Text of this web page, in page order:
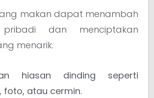
makan dapat menambah
pribadi dan menciptakan
menarik.
hiasan dinding seperti
foto, atau cermin.